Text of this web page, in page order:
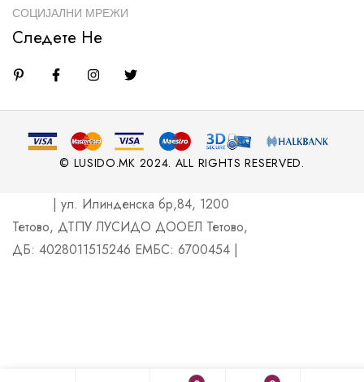
СОЦИЈАЛНИ МРЕЖИ
Следете Не
© LUSIDO.MK 2024. ALL RIGHTS RESERVED.
| ул. Илинденска бр,84, 1200
Тетово, ДТПУ ЛУСИДО ДООЕЛ Тетово,
ДБ: 4028011515246 ЕМБС: 6700454 |